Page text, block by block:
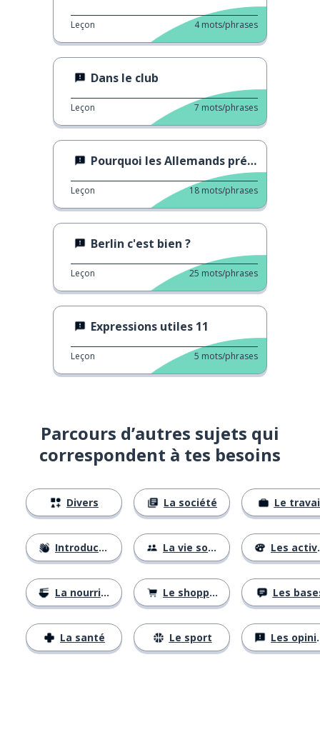
Leçon 4 mots/phrases
Dans le club
Leçon 7 mots/phrases
Pourquoi les Allemands préfèrent l'argent liquide?
Leçon 18 mots/phrases
Berlin c'est bien ?
Leçon 25 mots/phrases
Expressions utiles 11
Leçon 5 mots/phrases
Parcours d’autres sujets qui
correspondent à tes besoins
Divers
Introductions
La nourriture
La santé
La société
La vie sociale
Le shopping
Le sport
Le
Les activités
Les
Les opinions